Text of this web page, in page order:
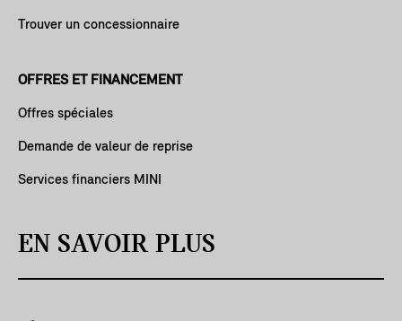
Trouver un concessionnaire
OFFRES ET FINANCEMENT
Offres spéciales
Demande de valeur de reprise
Services financiers MINI
EN SAVOIR PLUS